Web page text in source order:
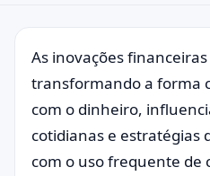
As inovações
transformando a forma
com o dinheiro,
cotidianas e estratégias
com o uso frequente de